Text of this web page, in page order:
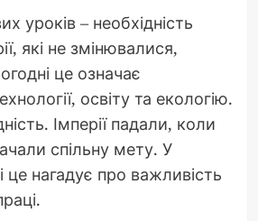
уроків – необхідність
які не змінювалися,
це означає
освіту та екологію.
Імперії падали, коли
спільну мету. У
це нагадує про важливість